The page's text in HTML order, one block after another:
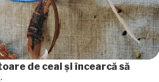
de ceai și încearcă să